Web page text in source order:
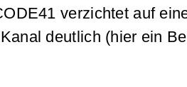
verzichtet auf
deutlich (hier ein